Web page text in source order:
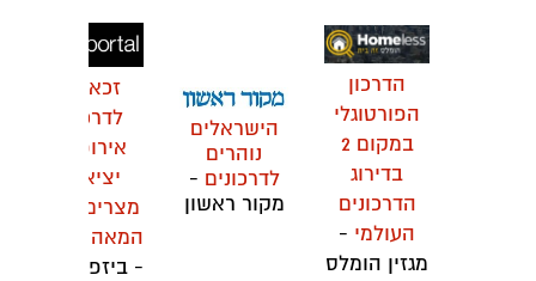
הדרכון
הפורטוגלי
במקום 2
בדירוג
הדרכונים
העולמי -
מגזין הומלס
הישראלים
נוהרים
לדרכונים -
מקור ראשון
זכאות
לדרכון
אירופי:
יציאת
מצרים של
המאה ה-21
- ביזפורטל